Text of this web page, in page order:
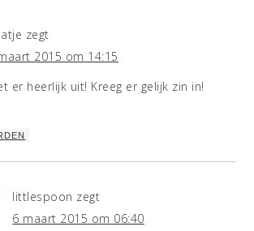
zegt
2015 om 14:15
er heerlijk uit! Kreeg er gelijk zin in!
littlespoon zegt
6 maart 2015 om 06:40